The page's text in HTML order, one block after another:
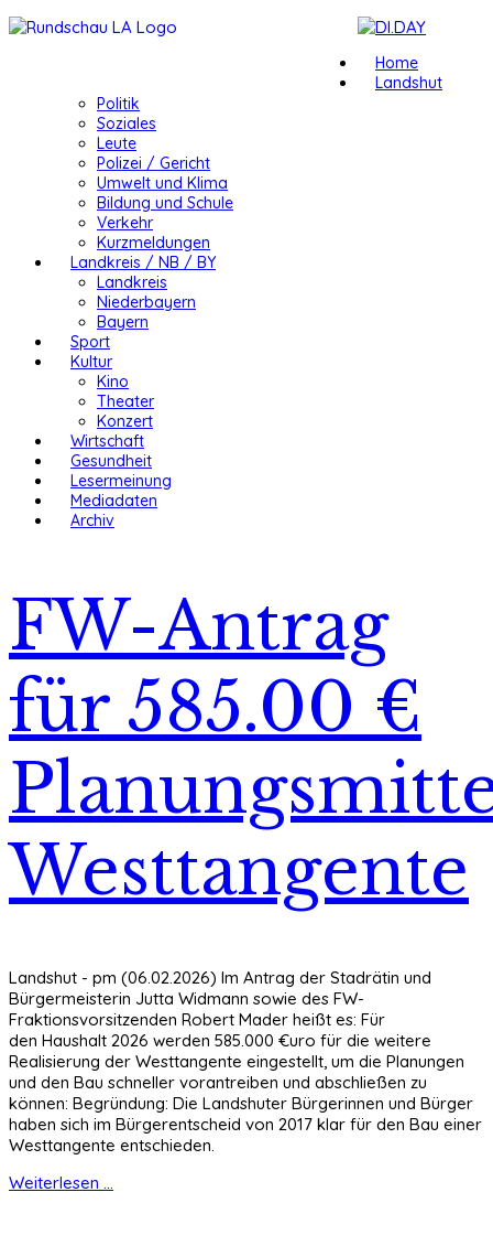
Home
Landshut
Politik
Soziales
Leute
Polizei / Gericht
Umwelt und Klima
Bildung und Schule
Verkehr
Kurzmeldungen
Landkreis / NB / BY
Landkreis
Niederbayern
Bayern
Sport
Kultur
Kino
Theater
Konzert
Wirtschaft
Gesundheit
Lesermeinung
Mediadaten
Archiv
FW-Antrag
für 585.00 €
Westtangente
Landshut - pm (06.02.2026) Im Antrag der Stadrätin und
Bürgermeisterin Jutta Widmann sowie des FW-
Fraktionsvorsitzenden Robert Mader heißt es: Für
den Haushalt 2026 werden 585.000 €uro für die weitere
Realisierung der Westtangente eingestellt, um die Planungen
und den Bau schneller vorantreiben und abschließen zu
können: Begründung: Die Landshuter Bürgerinnen und Bürger
haben sich im Bürgerentscheid von 2017 klar für den Bau einer
Westtangente entschieden.
Weiterlesen ...